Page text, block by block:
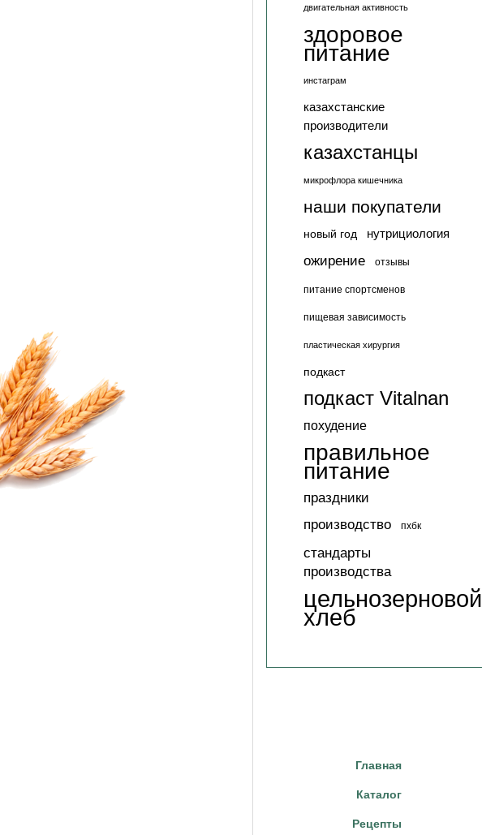
двигательная активность
здоровое
питание
инстаграм
казахстанские
производители
казахстанцы
микрофлора кишечника
наши покупатели
новый год нутрициология
ожирение отзывы
питание спортсменов
пищевая зависимость
пластическая хирургия
подкаст
подкаст Vitalnan
похудение
правильное
питание
праздники
производство
пхбк
стандарты
производства
цельнозерновой
хлеб
Главная
Каталог
Рецепты